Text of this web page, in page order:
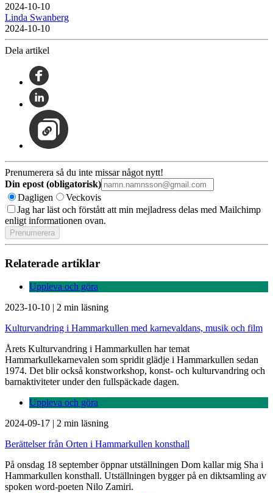
2024-10-10
Linda Swanberg
2024-10-10
Dela artikel
Prenumerera så du inte missar något nytt!
Din epost (obligatorisk)
Dagligen
Veckovis
Jag har läst och förstått att min mejladress delas med Mailchimp
enligt informationen ovan.
Relaterade artiklar
Uppleva och göra
2023-10-10 | 2 min läsning
Kulturvandring i Hammarkullen med karnevaldans, musik och film
Årets Kulturvandring i Hammarkullen har temat
Hammarkullekarnevalen som spridit glädje i Hammarkullen sedan
1974. Det blir också konstworkshop, konst- och kulturvandring och
barnaktiviteter under den fullspäckade dagen.
Uppleva och göra
2024-09-17 | 2 min läsning
Berättelser från Orten i Hammarkullen konsthall
På onsdag 18 september öppnar utställningen Dom kallar mig Sha i
Hammarkullen konsthall. Utställningen bygger på en diktsamling av
spoken word-poeten Nilo Zamiri.